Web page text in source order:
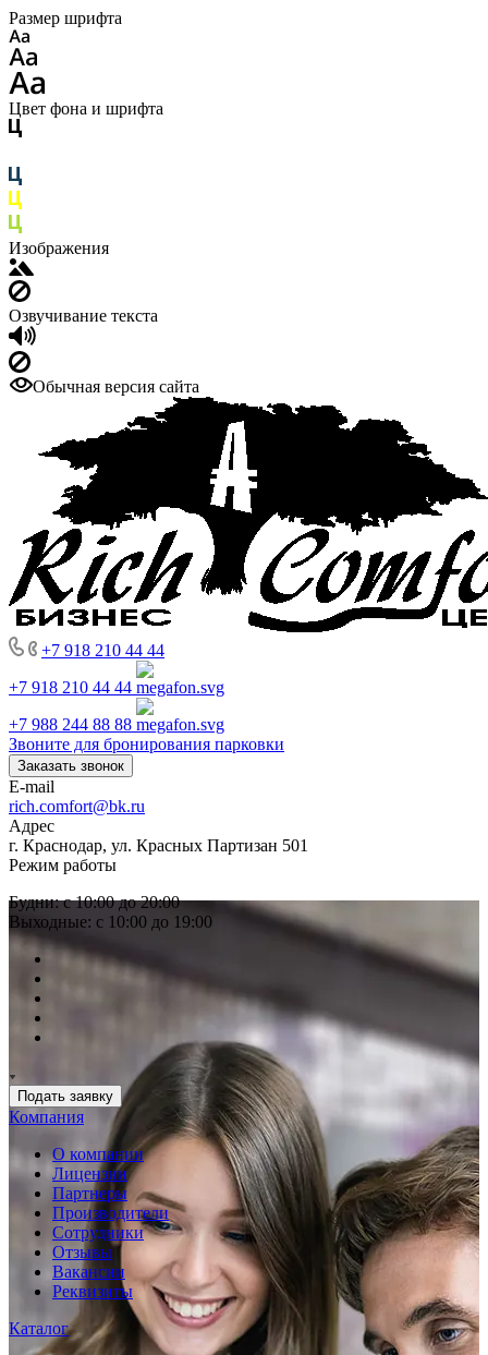
Размер шрифта
Цвет фона и шрифта
Изображения
Озвучивание текста
Обычная версия сайта
+7 918 210 44 44
+7 918 210 44 44
+7 988 244 88 88
Звоните для бронирования парковки
Заказать звонок
E-mail
rich.comfort@bk.ru
Адрес
г. Краснодар, ул. Красных Партизан 501
Режим работы
Будни: с 10:00 до 20:00
Выходные: с 10:00 до 19:00
Подать заявку
Компания
О компании
Лицензии
Партнеры
Производители
Сотрудники
Отзывы
Вакансии
Реквизиты
Каталог